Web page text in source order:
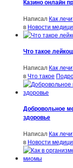
Казино онлайн
Написал Как
в Новости
Что такое
Написал Как
в Что такое
Добровольное
здоровье
Написал Как
в Новости